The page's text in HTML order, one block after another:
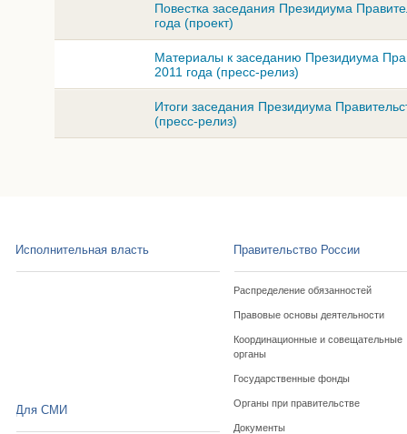
Повестка заседания Президиума
года (проект)
Материалы к заседанию Президиума
2011 года (пресс-релиз)
Итоги заседания Президиума
(пресс-релиз)
Исполнительная власть Правительство России
Распределение обязанностей
Правовые основы деятельности
Координационные и совещательные
органы
Государственные фонды
Органы при правительстве
Документы
Для СМИ